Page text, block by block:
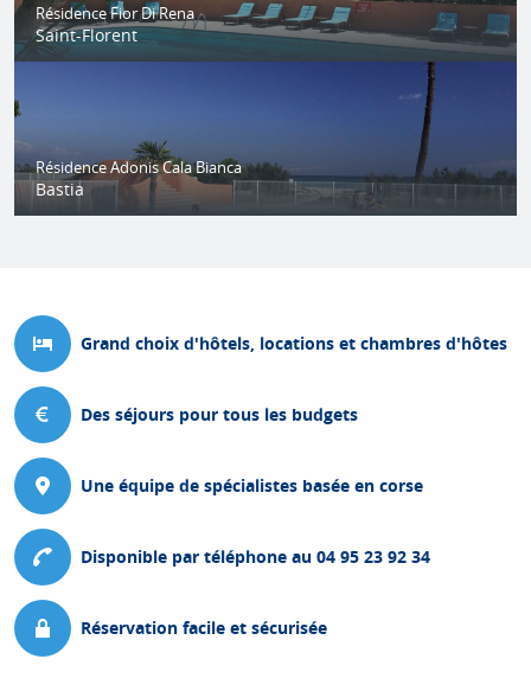
Résidence Fior Di Rena
Saint-Florent
Résidence Adonis Cala Bianca
Bastia
Grand choix d'hôtels, locations et chambres d'hôtes
Des séjours pour tous les budgets
Une équipe de spécialistes basée en corse
Disponible par téléphone au 04 95 23 92 34
Réservation facile et sécurisée